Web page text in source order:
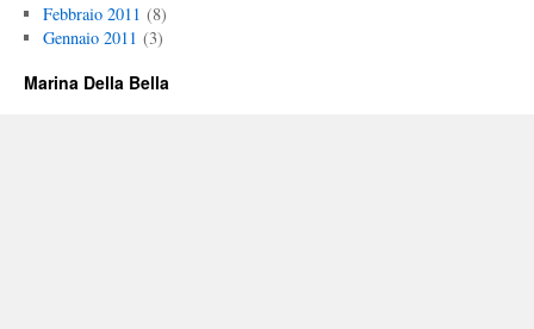
Febbraio 2011 (8)
Gennaio 2011 (3)
Marina Della Bella